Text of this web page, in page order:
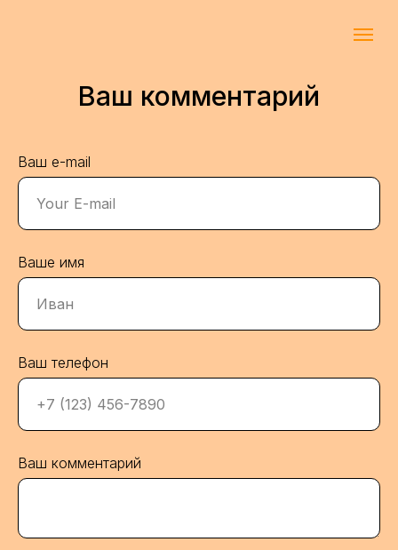
Ваш комментарий
Ваш e-mail
Ваше имя
Ваш телефон
Ваш комментарий